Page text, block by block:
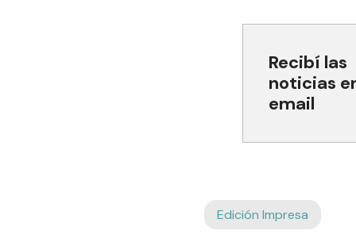
Recibí las
noticias
email
Edición Impresa